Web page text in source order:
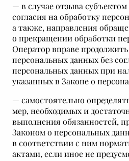
— в случае отзыва
согласия на обработку
а также, направления
о прекращении обработки
Оператор вправе
персональных данных без
персональных данных при
указанных в Законе о
— самостоятельно
мер, необходимых и
выполнения обязанностей,
Законом о персональных
в соответствии с ним
актами, если иное не